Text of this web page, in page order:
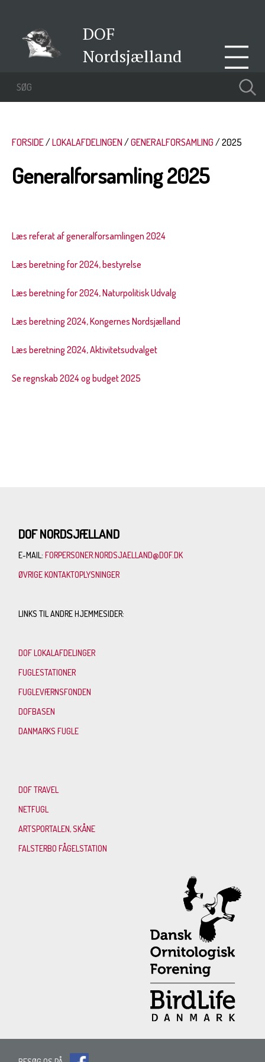
DOF
Nordsjælland
FORSIDE LOKALAFDELINGEN GENERALFORSAMLING 2025
Generalforsamling 2025
Læs referat af generalforsamlingen 2024
Læs beretning for 2024, bestyrelse
Læs beretning for 2024, Naturpolitisk Udvalg
Læs beretning 2024, Kongernes Nordsjælland
Læs beretning 2024, Aktivitetsudvalget
Se regnskab 2024 og budget 2025
DOF NORDSJÆLLAND
E-MAIL:FORPERSONER.NORDSJAELLAND@DOF.DK
ØVRIGE KONTAKTOPLYSNINGER
LINKS TIL ANDRE HJEMMESIDER:
DOF LOKALAFDELINGER
FUGLESTATIONER
FUGLEVÆRNSFONDEN
DOFBASEN
DANMARKS FUGLE
DOF TRAVEL
NETFUGL
ARTSPORTALEN, SKÅNE
FALSTERBO FÅGELSTATION